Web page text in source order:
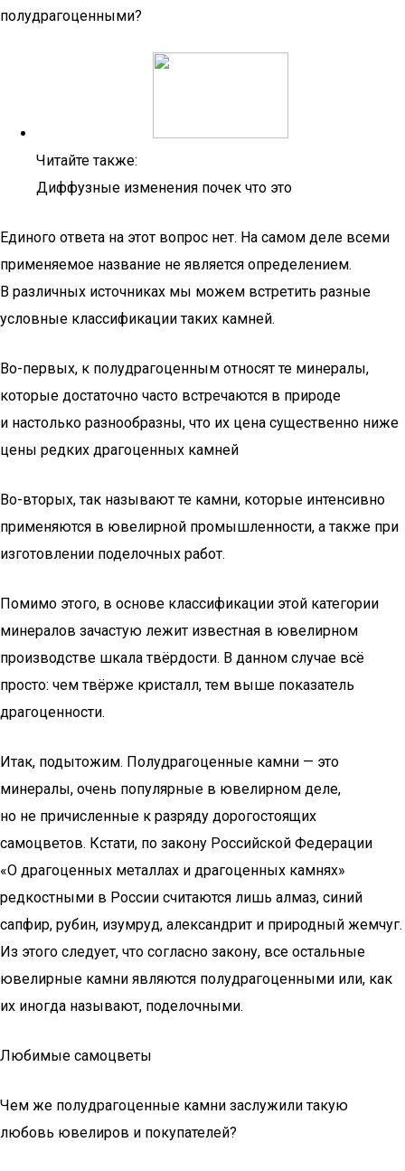
полудрагоценными?
Читайте также:
Диффузные изменения почек что это
Единого ответа на этот вопрос нет. На самом деле всеми
применяемое название не является определением.
В различных источниках мы можем встретить разные
условные классификации таких камней.
Во-первых, к полудрагоценным относят те минералы,
которые достаточно часто встречаются в природе
и настолько разнообразны, что их цена существенно ниже
цены редких драгоценных камней
Во-вторых, так называют те камни, которые интенсивно
применяются в ювелирной промышленности, а также при
изготовлении поделочных работ.
Помимо этого, в основе классификации этой категории
минералов зачастую лежит известная в ювелирном
производстве шкала твёрдости. В данном случае всё
просто: чем твёрже кристалл, тем выше показатель
драгоценности.
Итак, подытожим. Полудрагоценные камни — это
минералы, очень популярные в ювелирном деле,
но не причисленные к разряду дорогостоящих
самоцветов. Кстати, по закону Российской Федерации
«О драгоценных металлах и драгоценных камнях»
редкостными в России считаются лишь алмаз, синий
сапфир, рубин, изумруд, александрит и природный жемчуг.
Из этого следует, что согласно закону, все остальные
ювелирные камни являются полудрагоценными или, как
их иногда называют, поделочными.
Любимые самоцветы
Чем же полудрагоценные камни заслужили такую
любовь ювелиров и покупателей?